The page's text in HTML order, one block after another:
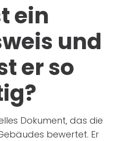
ein
und
er so
Dokument, das die
bewertet. Er